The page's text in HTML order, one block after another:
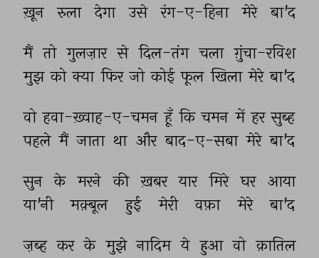
ख़ून
रुला देगा उसे रंग-ए-हिना मेरे बा'द
मैं तो गुलज़ार से दिल-तंग चला ग़ुंचा-रविश
मुझ को क्या फिर जो कोई फूल खिला मेरे बा'द
वो हवा-ख़्वाह-ए-चमन हूँ कि चमन में हर सुब्ह
पहले मैं जाता था और बाद-ए-सबा मेरे बा'द
सुन के मरने की ख़बर यार मिरे घर आया
या'नी
मक़्बूल हुई मेरी वफ़ा मेरे बा'द
ज़ब्ह कर के मुझे नादिम ये हुआ वो क़ातिल